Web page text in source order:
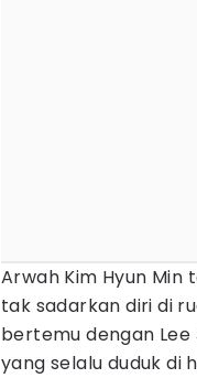
Arwah Kim Hyun
tak sadarkan diri di
bertemu dengan Lee
yang selalu duduk di